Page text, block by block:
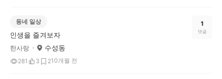
동네 일상
인생을 즐겨보자
한사랑 수성동
281 3 210개월 전
1
댓글